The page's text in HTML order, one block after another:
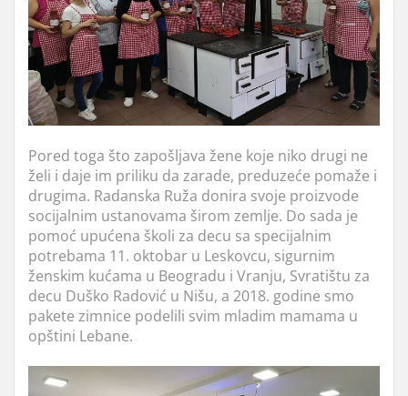
Pored toga što zapošljava žene koje niko drugi ne
želi i daje im priliku da zarade, preduzeće pomaže i
drugima. Radanska Ruža donira svoje proizvode
socijalnim ustanovama širom zemlje. Do sada je
pomoć upućena školi za decu sa specijalnim
potrebama 11. oktobar u Leskovcu, sigurnim
ženskim kućama u Beogradu i Vranju, Svratištu za
decu Duško Radović u Nišu, a 2018. godine smo
pakete zimnice podelili svim mladim mamama u
opštini Lebane.